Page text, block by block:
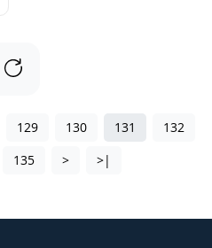
129 130 131
132
135 > >|